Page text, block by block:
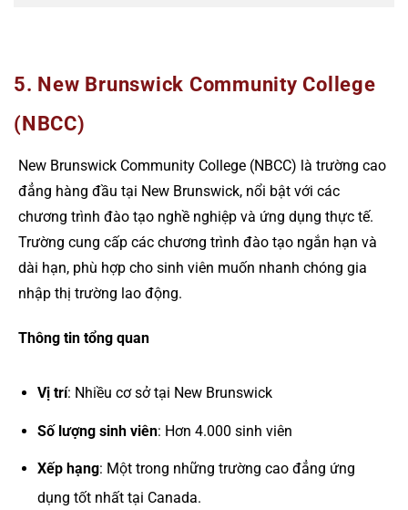
5. New Brunswick Community College
(NBCC)
New Brunswick Community College (NBCC) là trường cao
đẳng hàng đầu tại New Brunswick, nổi bật với các
chương trình đào tạo nghề nghiệp và ứng dụng thực tế.
Trường cung cấp các chương trình đào tạo ngắn hạn và
dài hạn, phù hợp cho sinh viên muốn nhanh chóng gia
nhập thị trường lao động.
Thông tin tổng quan
Vị trí: Nhiều cơ sở tại New Brunswick
Số lượng sinh viên: Hơn 4.000 sinh viên
Xếp hạng: Một trong những trường cao đẳng ứng
dụng tốt nhất tại Canada.